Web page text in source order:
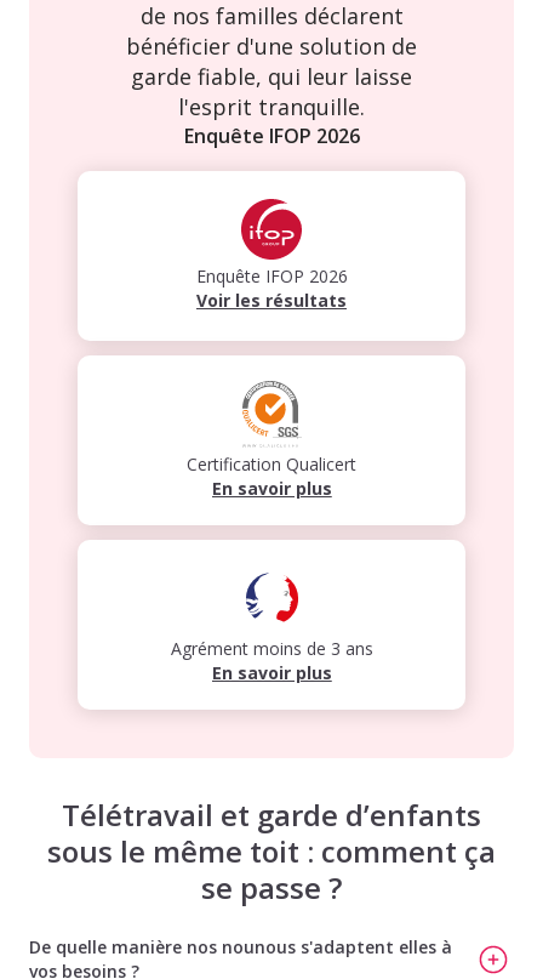
de nos familles déclarent
bénéficier d'une solution de
garde fiable, qui leur laisse
l'esprit tranquille.
Enquête IFOP 2026
Enquête IFOP 2026
Voir les résultats
Certification Qualicert
En savoir plus
Agrément moins de 3 ans
En savoir plus
Télétravail et garde d’enfants
sous le même toit : comment ça
se passe ?
De quelle manière nos nounous s'adaptent elles à
vos besoins ?